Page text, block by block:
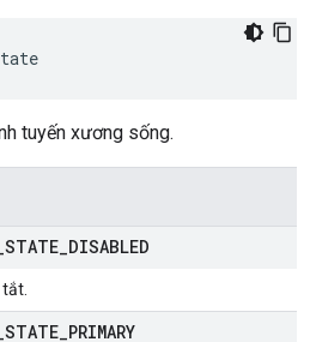
tuyến xương sống.
STATE DISABLED
STATE PRIMARY